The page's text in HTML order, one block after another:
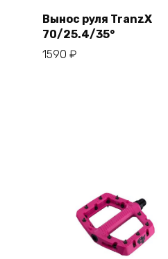
Вынос руля TranzX
70/25.4/35°
1590 ₽